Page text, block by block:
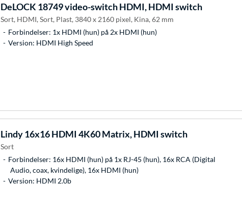
DeLOCK 18749 video-switch HDMI, HDMI switch
Sort, HDMI, Sort, Plast, 3840 x 2160 pixel, Kina, 62 mm
Forbindelser: 1x HDMI (hun) på 2x HDMI (hun)
Version: HDMI High Speed
Lindy16x16 HDMI 4K60 Matrix, HDMI switch
Sort
Forbindelser: 16x HDMI (hun) på 1x RJ-45 (hun), 16x RCA (Digital
Audio, coax, kvindelige), 16x HDMI (hun)
Version: HDMI 2.0b